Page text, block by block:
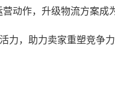
动作，升级物流方案
力，助力卖家重塑竞争力